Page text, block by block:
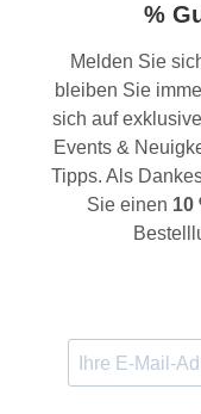
%
Melden Sie
bleiben Sie
sich auf
Events &
Tipps. Als
Sie einen 10